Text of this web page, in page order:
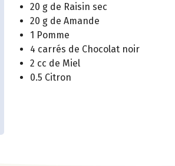
20 g de Raisin sec
20 g de Amande
1 Pomme
4 carrés de Chocolat noir
2 cc de Miel
0.5 Citron